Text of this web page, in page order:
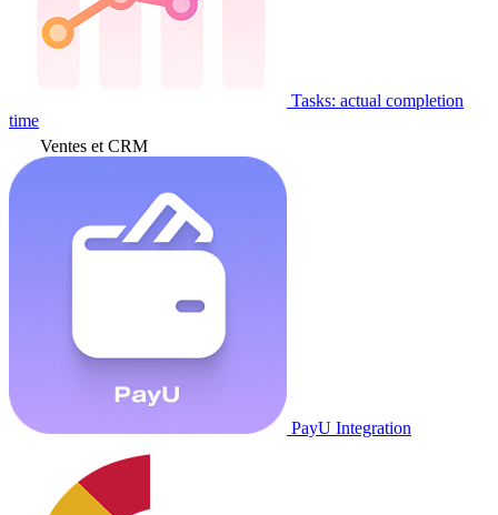
Tasks: actual completion
time
Ventes et CRM
PayU Integration